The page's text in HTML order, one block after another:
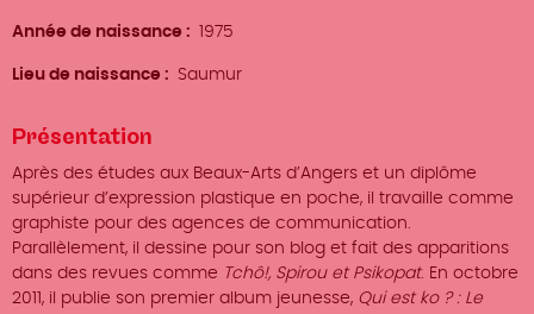
Année de naissance 1975
Lieu de naissance Saumur
Présentation
Après des études aux Beaux-Arts d’Angers et un diplôme
supérieur d’expression plastique en poche, il travaille comme
graphiste pour des agences de communication.
Parallèlement, il dessine pour son blog et fait des apparitions
dans des revues comme Tchô!, Spirou et Psikopat. En octobre
2011, il publie son premier album jeunesse, Qui est ko ? : Le